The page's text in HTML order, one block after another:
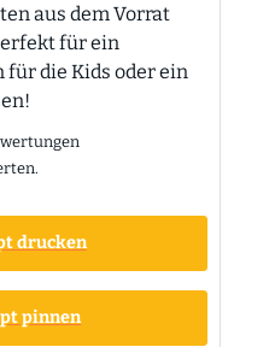
aus dem Vorrat
für ein
die Kids oder ein
drucken
pinnen